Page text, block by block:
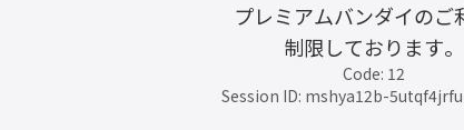
プレミアムバンダイのご
制限しております。
Code: 12
Session ID: mshya12b-